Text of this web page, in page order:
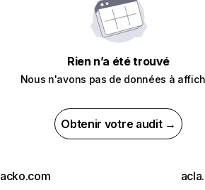
Rien n’a été trouvé
Nous n'avons pas de données à
Obtenir votre audit →
acko.com